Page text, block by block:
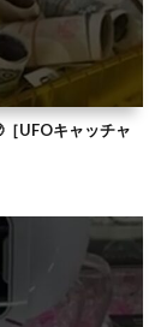
UFOキャッチャ